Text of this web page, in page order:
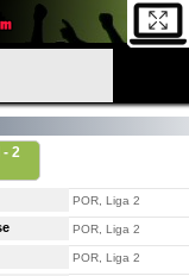
2
POR, Liga 2
POR, Liga 2
POR, Liga 2